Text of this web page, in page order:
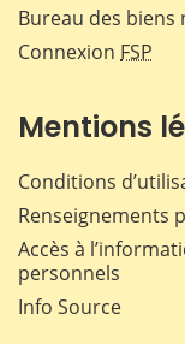
Bureau des biens
Connexion FSP
Mentions
Conditions
Renseignements
Accès à
personnels
Info Source